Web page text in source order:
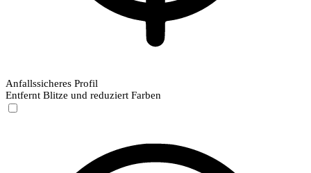
Anfallssicheres Profil
Entfernt Blitze und reduziert Farben